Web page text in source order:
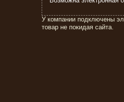
У компании подключены
товар не покидая сайта.